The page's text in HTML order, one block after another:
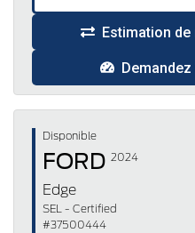
Estimation
Disponible
FORD 2024
Edge
SEL - Certified
#37500444